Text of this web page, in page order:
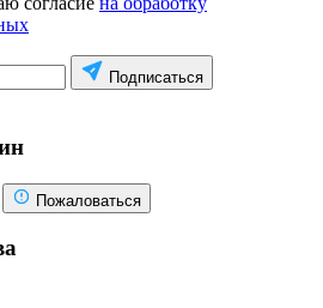
Подписаться
Пожаловаться